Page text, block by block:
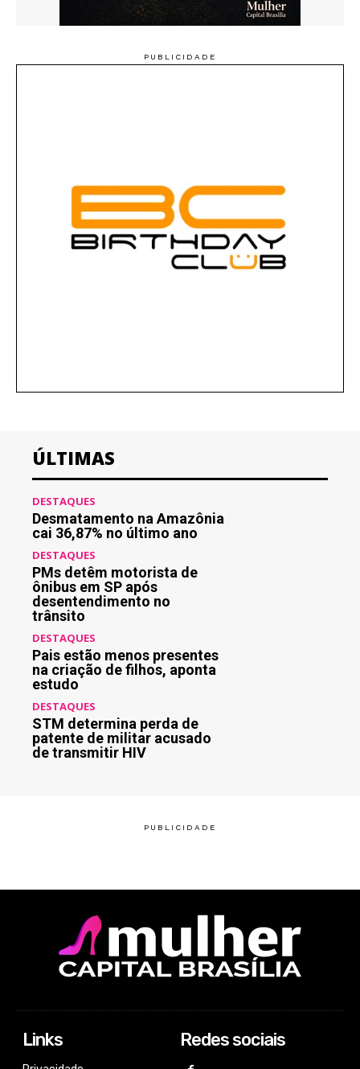
ÚLTIMAS
DESTAQUES
Desmatamento na Amazônia
cai 36,87% no último ano
DESTAQUES
PMs detêm motorista de
ônibus em SP após
desentendimento no
trânsito
DESTAQUES
Pais estão menos presentes
na criação de filhos, aponta
estudo
DESTAQUES
STM determina perda de
patente de militar acusado
de transmitir HIV
Links Redes sociais